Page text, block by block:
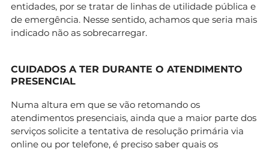
entidades, por se tratar de linhas de utilidade pública e
de emergência. Nesse sentido, achamos que seria mais
indicado não as sobrecarregar.
CUIDADOS A TER DURANTE O ATENDIMENTO
PRESENCIAL
Numa altura em que se vão retomando os
atendimentos presenciais, ainda que a maior parte dos
serviços solicite a tentativa de resolução primária via
online ou por telefone, é preciso saber quais os